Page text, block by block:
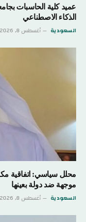
عميد كلية الحاسبات
الذكاء الاصطناعي
السعودية أغسطس 8, 2026
محلل سياسي: اتفاقية
موجهة ضد دولة بعينها
السعودية أغسطس 8, 2026